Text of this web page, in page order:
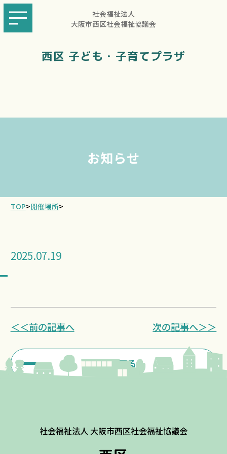
社会福祉法人
大阪市西区社会福祉協議会
西区 子ども・子育てプラザ
お知らせ
TOP>開催場所>
2025.07.19
＜＜前の記事へ
一覧に戻る
次の記事へ＞＞
社会福祉法人 大阪市西区社会福祉協議会